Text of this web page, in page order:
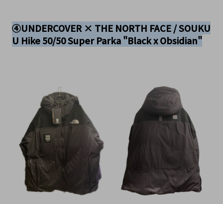
④UNDERCOVER × THE NORTH FACE / SOUKU
U Hike 50/50 Super Parka "Black x Obsidian"